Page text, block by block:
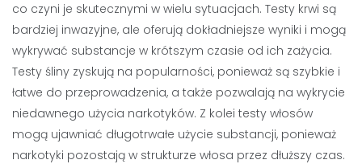
co czyni je skutecznymi w wielu sytuacjach. Testy krwi są
bardziej inwazyjne, ale oferują dokładniejsze wyniki i mogą
wykrywać substancje w krótszym czasie od ich zażycia.
Testy śliny zyskują na popularności, ponieważ są szybkie i
łatwe do przeprowadzenia, a także pozwalają na wykrycie
niedawnego użycia narkotyków. Z kolei testy włosów
mogą ujawniać długotrwałe użycie substancji, ponieważ
narkotyki pozostają w strukturze włosa przez dłuższy czas.